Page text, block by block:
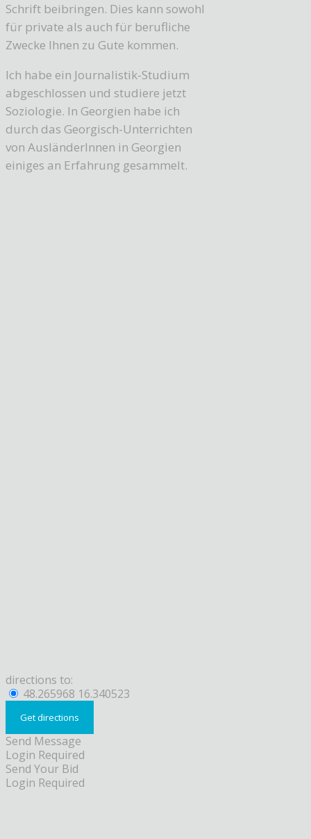
Schrift beibringen. Dies kann sowohl
für private als auch für berufliche
Zwecke Ihnen zu Gute kommen.
Ich habe ein Journalistik-Studium
abgeschlossen und studiere jetzt
Soziologie. In Georgien habe ich
durch das Georgisch-Unterrichten
von AusländerInnen in Georgien
einiges an Erfahrung gesammelt.
directions to:
48.265968 16.340523
Send Message
Login Required
Send Your Bid
Login Required